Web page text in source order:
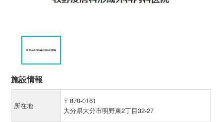
施設情報
所在地
〒870-0161
大分県大分市明野東2丁目32-27